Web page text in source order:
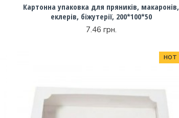
Картонна упаковка для пряників, макаронів,
еклерів, біжутерії, 200*100*50
7.46 грн.
HOT